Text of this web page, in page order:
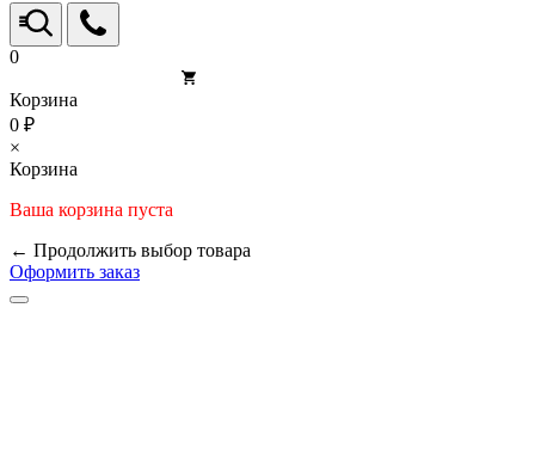
0
Корзина
0 ₽
×
Корзина
Ваша корзина пуста
← Продолжить выбор товара
Оформить заказ